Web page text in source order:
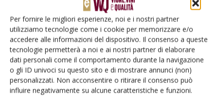
Per fornire le migliori esperienze, noi e i nostri partner
utilizziamo tecnologie come i cookie per memorizzare e/o
accedere alle informazioni del dispositivo. Il consenso a queste
tecnologie permetterà a noi e ai nostri partner di elaborare
dati personali come il comportamento durante la navigazione
o gli ID univoci su questo sito e di mostrare annunci (non)
personalizzati. Non acconsentire o ritirare il consenso può
influire negativamente su alcune caratteristiche e funzioni.
ATTUALITÀ